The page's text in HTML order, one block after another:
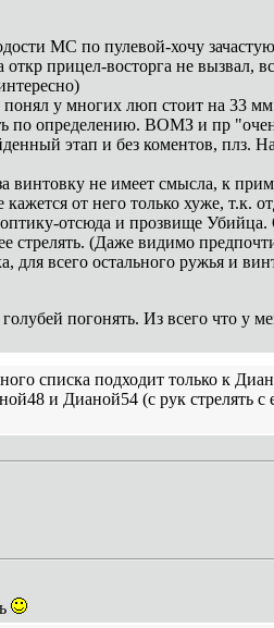
MC по пулевой-хочу зачастую
прицел-восторга не вызвал,
понял у многих люп стоит на 33
по определению. ВОМЗ и пр
этап и без коментов, плз.
винтовку не имеет смысла, к
от него только хуже, т.к.
оптику-отсюда и прозвище
стрелять. (Даже видимо
всего остального ружья и
погонять. Из всего что у
списка подходит только к
и Дианой54 (с рук стрелять с